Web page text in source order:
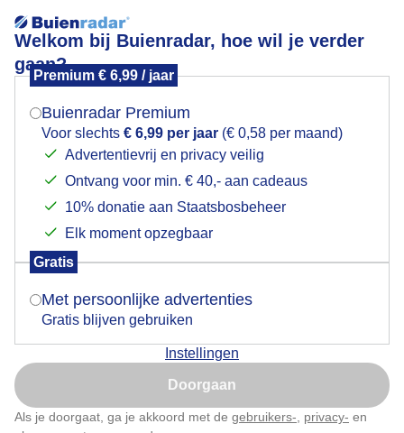
Welkom bij Buienradar, hoe wil je verder
gaan?
Premium € 6,99 / jaar
Buienradar Premium
Voor slechts € 6,99 per jaar (€ 0,58 per maand)
Advertentievrij en privacy veilig
Ontvang voor min. € 40,- aan cadeaus
10% donatie aan Staatsbosbeheer
Elk moment opzegbaar
Gratis
Met persoonlijke advertenties
Gratis blijven gebruiken
Instellingen
Doorgaan
Als je doorgaat, ga je akkoord met de gebruikers- privacy- en
Gekleed tegen stuifzand en wind
Warme pakken aan
Mogen we je locatie gebruiken voor het
Indien je hier nog geen akkoord op hebt gegeven,
verschijnt er zo een pop-up uit je browser waarin
Is goed, toon de popup
Nu niet, misschien later
Klik hierom dit aan te passen